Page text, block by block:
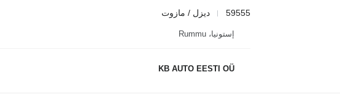
59555
ديزل / مازوت
إستونيا، Rummu
KB AUTO EESTI OÜ